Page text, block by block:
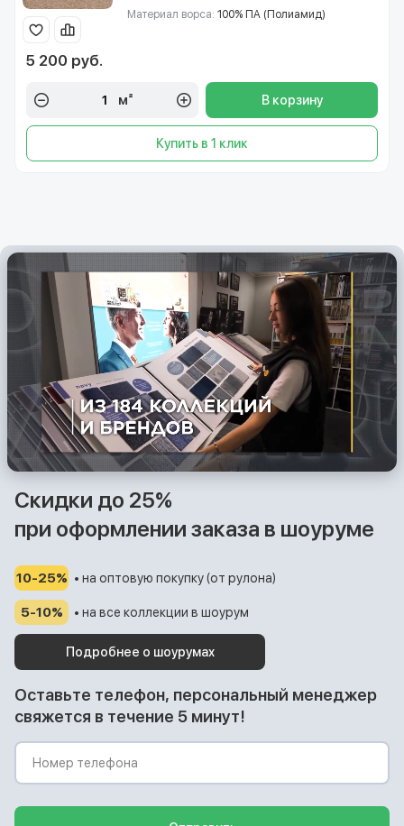
Материал ворса: 100% ПА (Полиамид)
5 200 руб.
м² В корзину
Купить в 1 клик
Скидки до 25%
при оформлении заказа в шоуруме
10-25% • на оптовую покупку (от рулона)
5-10% • на все коллекции в шоурум
Подробнее о шоурумах
Оставьте телефон, персональный менеджер
свяжется в течение 5 минут!